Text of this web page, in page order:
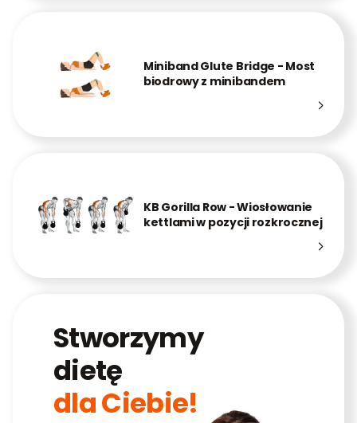
Miniband Glute Bridge - Most
biodrowy z minibandem
KB Gorilla Row - Wiosłowanie
kettlami w pozycji rozkrocznej
Stworzymy
dietę
dla Ciebie!